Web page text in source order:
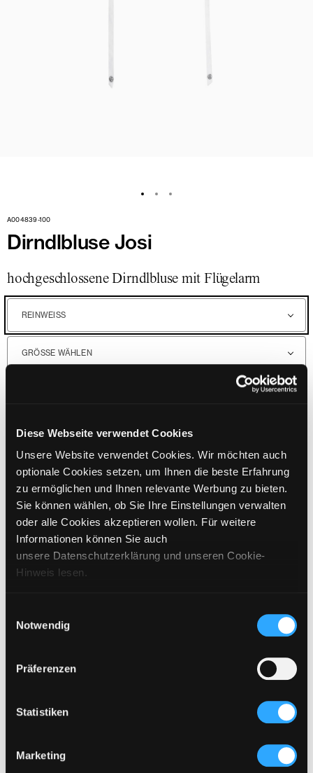
Diese Webseite verwendet Cookies
Unsere Website verwendet Cookies. Wir möchten auch
optionale Cookies setzen, um Ihnen die beste Erfahrung
zu ermöglichen und Ihnen relevante Werbung zu bieten.
Sie können wählen, ob Sie Ihre Einstellungen verwalten
oder alle Cookies akzeptieren wollen. Für weitere
Informationen können Sie auch
unsere Datenschutzerklärung und unseren Cookie-
Hinweis lesen.
Notwendig
Präferenzen
Statistiken
Marketing
A004839-100
Dirndlbluse Josi
hochgeschlossene Dirndlbluse mit Flügelarm
REINWEISS
GRÖSSE WÄHLEN
BITTE WÄHLEN SIE EINE GRÖSSE AUS
IN DEN WARENKORB
DETAILS
GRÖSSENANGABEN